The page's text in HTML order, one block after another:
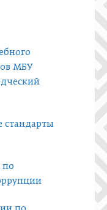
МБУ
стандарты
по